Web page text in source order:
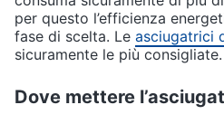
per questo l’efficienza
fase di scelta. Le asciugatrici
sicuramente le più consigliate.
Dove mettere